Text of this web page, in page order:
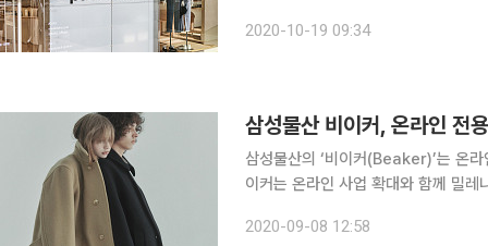
가, 기획자, 디자이너, 건축가, 뮤지션
2020-10-19 09:34
삼성물산 비이커, 온라인 전
삼성물산의 ‘비이커(Beaker)’는 온
이커는 온라인 사업 확대와 함께 밀
25~35세 고객을 겨냥해 비이커 상
2020-09-08 12:58